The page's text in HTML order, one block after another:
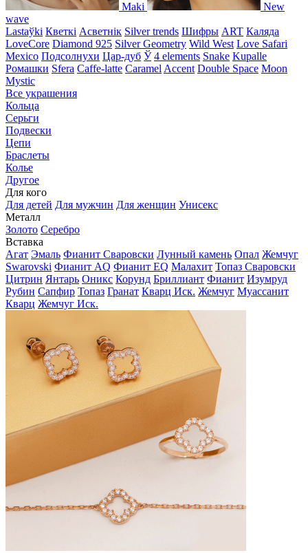
Maki
New
wave
Lastaўki Кветкі Асветнiк Silver trends Шифры ART Каляда
LoveCore Diamond 925 Silver Geometry Wild West Love Safari
Mexico Подсолнухи Цар-дуб Ў 4 elements Snake Kupalle
Ромашки Sfera Caffe-latte Caramel Accent Double Space Moon
Mystic
Все украшения
Кольца
Серьги
Подвески
Цепи
Браслеты
Колье
Другое
Для кого
Для детей Для мужчин Для женщин Унисекс
Металл
Золото Серебро
Вставка
Агат Эмаль Фианит Сваровски Лунный камень Опал Жемчуг
Swarovski Фианит AQ Фианит EQ Малахит Топаз Сваровски
Цитрин Янтарь Оникс Корунд Бриллиант Фианит Изумруд
Рубин Сапфир Топаз Гранат Кварц Иск. Жемчуг Муассанит
Кварц Жемчуг Иск.